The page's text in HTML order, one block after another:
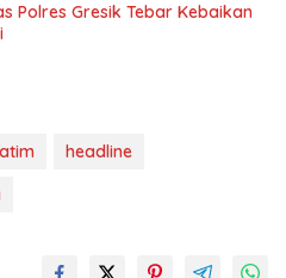
Polres Gresik Tebar Kebaikan
headline